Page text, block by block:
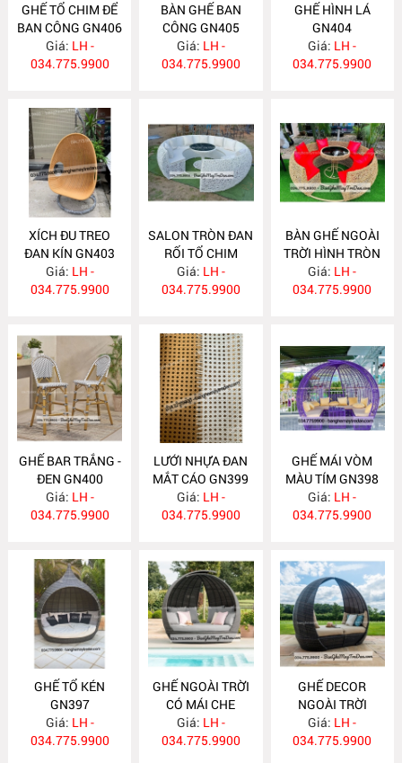
GHẾ TỔ CHIM ĐỂ
BAN CÔNG GN406
Giá: LH -
034.775.9900
BÀN GHẾ BAN
CÔNG GN405
Giá: LH -
034.775.9900
GHẾ HÌNH LÁ
GN404
Giá: LH -
034.775.9900
XÍCH ĐU TREO
ĐAN KÍN GN403
Giá: LH -
034.775.9900
SALON TRÒN ĐAN
RỐI TỔ CHIM
GN402
Giá: LH -
034.775.9900
BÀN GHẾ NGOÀI
TRỜI HÌNH TRÒN
GN401
Giá: LH -
034.775.9900
GHẾ BAR TRẮNG -
ĐEN GN400
Giá: LH -
034.775.9900
LƯỚI NHỰA ĐAN
MẮT CÁO GN399
Giá: LH -
034.775.9900
GHẾ MÁI VÒM
MÀU TÍM GN398
Giá: LH -
034.775.9900
GHẾ TỔ KÉN
GN397
Giá: LH -
034.775.9900
GHẾ NGOÀI TRỜI
CÓ MÁI CHE
GN396
Giá: LH -
034.775.9900
GHẾ DECOR
NGOÀI TRỜI
GN395
Giá: LH -
034.775.9900